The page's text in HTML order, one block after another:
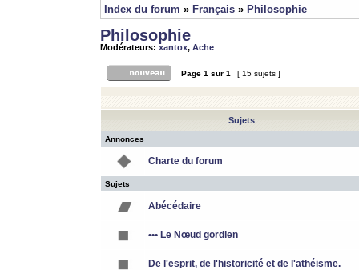
Index du forum » Français » Philosophie
Philosophie
Modérateurs: xantox, Ache
Page 1 sur 1 [ 15 sujets ]
Sujets
Annonces
Charte du forum
Sujets
Abécédaire
••• Le Nœud gordien
De l'esprit, de l'historicité et de l'athéisme.